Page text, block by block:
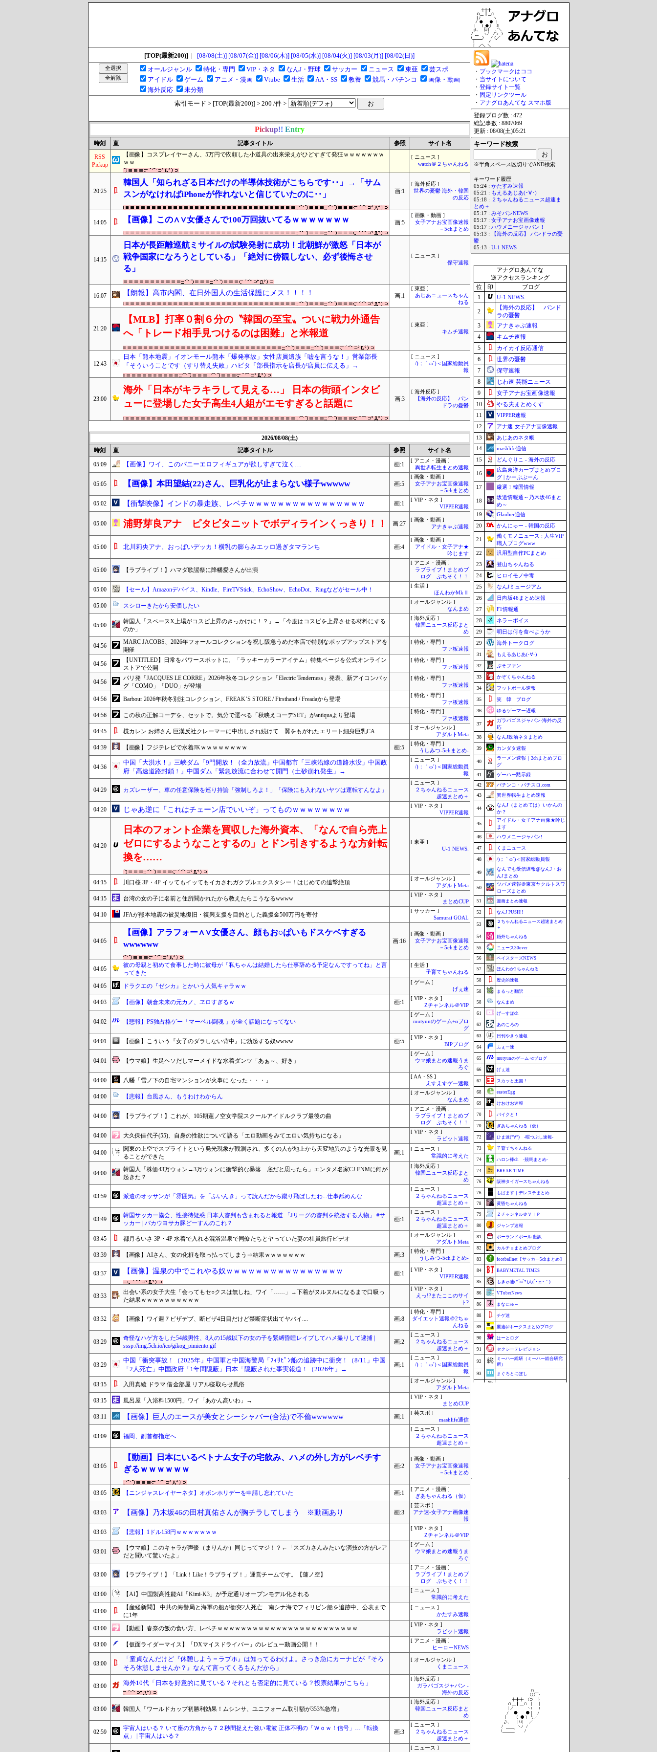
[TOP(最新200)] | [08/08(土)] [08/07(金)] [08/06(木)] [08/05(水)] [08/04(火)] [08/03(月)] [08/02(日)]
オールジャンル
特化・専門 VIP・ネタ なんJ・野球 サッカー ニュース 東亜
芸スポ
アイドル
ゲーム アニメ・漫画 Vtube 生活 AA・SS 教養 競馬・パチンコ
画像・動画
海外反応
未分類
索引モード > [TOP(最新200)] > 200 /件 >
Pickup!! Entry
時刻 直 記事タイトル 参照
サイト名
RSS
Pickup
【画像】コスプレイヤーさん、5万円で依頼した小道具の出来栄えがひどすぎて発狂ｗｗｗｗｗｗｗ
ｗｗ
[ ニュース ]
watch＠２ちゃんねる
20:25
韓国人「知られざる日本だけの半導体技術がこちらです‥」→「サム
スンがなければiPhoneが作れないと信じていたのに‥」
画:1
[ 海外反応 ]
世界の憂鬱 海外・韓国
の反応
14:05 【画像】この∧∨女優さんで100万回抜いてるｗｗｗｗｗｗｗ 画:5
[ 画像・動画 ]
女子アナお宝画像速報
－5chまとめ
14:15
日本が長距離巡航ミサイルの試験発射に成功！北朝鮮が激怒「日本が
戦争国家になろうとしている」「絶対に傍観しない、必ず後悔させ
る」
[ ニュース ]
保守速報
16:07 【朗報】高市内閣、在日外国人の生活保護にメス！！！！ 画:1
[ 東亜 ]
あじあニュースちゃん
ねる
21:20
【MLB】打率０割６分の〝韓国の至宝〟ついに戦力外通告
へ「トレード相手見つけるのは困難」と米報道
[ 東亜 ]
キムチ速報
12:43
日本「熊本地震」イオンモール熊本「爆発事故」女性店員遺族「嘘を言うな！」営業部長
「そういうことです（すり替え失敗」ハビタ「部長指示を店長が店員に伝える」→
[ ニュース ]
/)；｀ω´)＜国家総動員
報
23:00
海外「日本がキラキラして見える…」 日本の街頭インタビ
ューに登場した女子高生4人組がエモすぎると話題に
画:3
[ 海外反応 ]
【海外の反応】 パン
ドラの憂鬱
2026/08/08(土)
時刻
直 記事タイトル 参照 サイト名
05:09 【画像】ワイ、このバニーエロフィギュアが欲しすぎて泣く… 画:1
[ アニメ・漫画 ]
異世界転生まとめ速報
05:05 【画像】本田望結(22)さん、巨乳化が止まらない様子wwwww 画:5
[ 画像・動画 ]
女子アナお宝画像速報
－5chまとめ
05:02 【衝撃映像】インドの暴走族、レベチｗｗｗｗｗｗｗｗｗｗｗｗｗｗｗｗ 画:1
[ VIP・ネタ ]
VIPPER速報
05:00 浦野芽良アナ ピタピタニットでボディラインくっきり！！ 画:27
[ 画像・動画 ]
アナきゃぷ速報
05:00 北川莉央アナ、おっぱいデッカ！横乳の膨らみエッロ過ぎタマランち 画:4
[ 画像・動画 ]
アイドル・女子アナ★
吟じます
05:00 【ラブライブ！】ハマダ歌謡祭に降幡愛さんが出演
[ アニメ・漫画 ]
ラブライブ！まとめブ
ログ ぷちそく！！
05:00 【セール】Amazonデバイス、Kindle、FireTVStick、EchoShow、EchoDot、Ringなどがセール中！
[ 生活 ]
ほんわかMkⅡ
05:00 スシローきたから安価したい
[ オールジャンル ]
なんまめ
05:00
韓国人「スペースX上場がコスピ上昇のきっかけに！？」→「今度はコスピを上昇させる材料にする
のか」
[ 海外反応 ]
韓国ニュース反応まと
め
04:56
MARC JACOBS、2026年フォールコレクションを祝し阪急うめだ本店で特別なポップアップストアを
開催
[ 特化・専門 ]
ファ板速報
04:56
【UNTITLED】日常をパワースポットに。「ラッキーカラーアイテム」特集ページを公式オンライン
ストアで公開
[ 特化・専門 ]
ファ板速報
04:56
パリ発「JACQUES LE CORRE」2026年秋冬コレクション「Electric Tenderness」発表、新アイコンバッ
グ「COMO」「DUO」が登場
[ 特化・専門 ]
ファ板速報
04:56 Barbour 2026年秋冬別注コレクション、FREAK’S STORE / Firsthand / Freadaから登場
[ 特化・専門 ]
ファ板速報
04:56 この秋の正解コーデを、セットで。気分で選べる「秋映えコーデSET」がantiquaより登場
[ 特化・専門 ]
ファ板速報
04:45 楪カレン お姉さん 巨漢反社クレーマーに中出しされ続けて…翼をもがれたエリート細身巨乳CA
[ オールジャンル ]
アダルトMeta
04:39 【画像】フジテレビで水着JKｗｗｗｗｗｗｗｗ 画:5
[ 特化・専門 ]
うしみつ-5chまとめ-
04:36
中国「大洪水！」三峡ダム「9門開放！（全力放流」中国都市「三峡沿線の道路水没」中国政
府「高速道路封鎖！」中国ダム「緊急放流に合わせて開門（土砂崩れ発生」→
[ ニュース ]
/)；｀ω´)＜国家総動員
報
04:29 カズレーザー、車の任意保険を巡り持論「強制しろよ！」「保険にも入れないヤツは運転すんなよ」
[ ニュース ]
２ちゃんねるニュース
超速まとめ＋
04:20 じゃあ逆に「これはチェーン店でいいぞ」ってものｗｗｗｗｗｗｗｗ
[ VIP・ネタ ]
VIPPER速報
04:20
日本のフォント企業を買収した海外資本、「なんで自ら売上
ゼロにするようなことするの」とドン引きするような方針転
換を……
[ 東亜 ]
U-1 NEWS.
04:15 川口桜 3P・4P イッてもイッてもイカされガクブルエクスタシー！はじめての追撃絶頂
[ オールジャンル ]
アダルトMeta
04:15 台湾の女の子に名前と住所聞かれたから教えたらこうなるwwww
[ VIP・ネタ ]
まとめCUP
04:10 JFAが熊本地震の被災地復旧・復興支援を目的とした義援金500万円を寄付
[ サッカー ]
Samurai GOAL
04:05
【画像】アラフォー∧∨女優さん、顔もお○ぱいもドスケベすぎる
wwwwww
画:16
[ 画像・動画 ]
女子アナお宝画像速報
－5chまとめ
04:05
彼の母親と初めて食事した時に彼母が「私ちゃんは結婚したら仕事辞める予定なんですってね」と言
ってきた
[ 生活 ]
子育てちゃんねる
04:05 ドラクエの『ゼシカ』とかいう人気キャラｗｗ
[ ゲーム ]
げぇ速
04:03 【画像】朝倉未来の元カノ、ヱロすぎるｗ 画:1
[ VIP・ネタ ]
Zチャンネル＠VIP
04:02 【悲報】PS独占格ゲー「マーベル闘魂 」が全く話題になってない
[ ゲーム ]
mutyunのゲーム+αブロ
グ
04:01 【画像】こういう『女子のダラしない背中』に勃起する奴wwww 画:5
[ VIP・ネタ ]
BIPブログ
04:01 【ウマ娘】生足ヘソだしマーメイドな水着ダンツ「あぁ～、好き」
[ ゲーム ]
ウマ娘まとめ速報うま
ろぐ
04:00 八幡「雪ノ下の自宅マンションが火事に なった・・・」
[ AA・SS ]
えすえすゲー速報
04:00 【悲報】台風さん、もうわけわからん
[ オールジャンル ]
なんまめ
04:00 【ラブライブ！】これが、105期蓮ノ空女学院スクールアイドルクラブ最後の曲
[ アニメ・漫画 ]
ラブライブ！まとめブ
ログ ぷちそく！！
04:00 大久保佳代子(55)、自身の性欲について語る「エロ動画をみてエロい気持ちになる」
[ VIP・ネタ ]
ラビット速報
04:00
関東の上空でスプライトという発光現象が観測され、多くの人が地上から天変地異のような光景を見
ることができた
画:1
[ ニュース ]
常識的に考えた
04:00
韓国人「株価43万ウォン→3万ウォンに衝撃的な暴落…底だと思ったら」エンタメ名家CJ ENMに何が
起きた？
[ 海外反応 ]
韓国ニュース反応まと
め
03:59 派遣のオッサンが「雰囲気」を「ふいんき」って読んだから蹴り飛ばしたわ...仕事舐めんな
[ ニュース ]
２ちゃんねるニュース
超速まとめ＋
03:49
韓国サッカー協会、性接待疑惑 日本人審判も含まれると報道 「Jリーグの審判を統括する人物」 #サ
ッカー | バカウヨサカ豚どーすんのこれ？
画:1
[ ニュース ]
２ちゃんねるニュース
超速まとめ＋
03:45 都月るいさ 3P・4P 水着で入れる混浴温泉で同僚たちとヤっていた妻の社員旅行ビデオ
[ オールジャンル ]
アダルトMeta
03:39 【画像】AIさん、女の化粧を取っ払ってしまう⇒結果ｗｗｗｗｗｗｗ 画:3
[ 特化・専門 ]
うしみつ-5chまとめ-
03:37 【画像】温泉の中でこれやる奴ｗｗｗｗｗｗｗｗｗｗｗｗｗｗｗｗ 画:1
[ VIP・ネタ ]
VIPPER速報
03:33
出会い系の女子大生「会ってもセ○クスは無しね」ワイ「……」→下着がヌルヌルになるまで口吸っ
た結果ｗｗｗｗｗｗｗｗｗｗ
[ VIP・ネタ ]
えっ!?またここのサイ
ト?
03:32 【画像】ワイ週７ピザデブ、断ピザ4日目だけど禁断症状出てヤバイ.... 画:8
[ 特化・専門 ]
ダイエット速報＠2ちゃ
んねる
03:29
奇怪なハゲ方をした54歳男性、8人の15歳以下の女の子を緊縛昏睡レイプしてハメ撮りして逮捕 |
sssp://img.5ch.io/ico/gikog_pimiento.gif
画:2
[ ニュース ]
２ちゃんねるニュース
超速まとめ＋
03:29
中国「衝突事故！（2025年」中国軍と中国海警局「ﾌｨﾘﾋﾟﾝ船の追跡中に衝突！（8/11」中国
「2人死亡」中国政府「1年間隠蔽」日本「隠蔽された事実報道！（2026年」→
画:1
[ ニュース ]
/)；｀ω´)＜国家総動員
報
03:15 入田真綾 ドラマ 借金部屋 リアル寝取らせ風俗
[ オールジャンル ]
アダルトMeta
03:15 風呂屋「入浴料1500円」ワイ「あかん高いわ」→
[ VIP・ネタ ]
まとめCUP
03:11 【画像】巨人のエースが美女とシーシャバー(合法)で不倫wwwwww 画:1
[ 芸スポ ]
mashlife通信
03:09 福岡、副首都指定へ
[ ニュース ]
２ちゃんねるニュース
超速まとめ＋
03:05
【動画】日本にいるベトナム女子の宅飲み、ハメの外し方がレベチす
ぎるｗｗｗｗｗｗ
画:2
[ 画像・動画 ]
女子アナお宝画像速報
－5chまとめ
03:05 【ニンジャスレイヤーネタ】オボンホリデーを申請し忘れていた 画:1
[ アニメ・漫画 ]
ぎあちゃんねる（仮）
03:03 【画像】乃木坂46の田村真佑さんが胸チラしてしまう ※動画あり 画:3
[ 芸スポ ]
アナ速‐女子アナ画像速
報
03:03 【悲報】1ドル158円ｗｗｗｗｗｗｗ
[ VIP・ネタ ]
Zチャンネル＠VIP
03:01
【ウマ娘】このキャラが声優（まりんか）同じってマジ！？←「スズカさんみたいな演技の方がレア
だと聞いて驚いたよ」
[ ゲーム ]
ウマ娘まとめ速報うま
ろぐ
03:00 【ラブライブ！】「Link！Like！ラブライブ！」運営チームです。【蓮ノ空】
[ アニメ・漫画 ]
ラブライブ！まとめブ
ログ ぷちそく！！
03:00 【AI】中国製高性能AI「Kimi-K3」が予定通りオープンモデル化される
[ ニュース ]
常識的に考えた
03:00
【産経新聞】 中共の海警局と海軍の船が衝突2人死亡 南シナ海でフィリピン船を追跡中、公表まで
に1年
[ ニュース ]
かたすみ速報
03:00 【動画】春奈の飯の食い方、レベチｗｗｗｗｗｗｗｗｗｗｗｗｗｗｗｗｗｗｗｗｗｗｗｗ
[ VIP・ネタ ]
ラビット速報
03:00 【仮面ライダーマイス】「DXマイスドライバー」のレビュー動画公開！！
[ アニメ・漫画 ]
ヒーローNEWS
03:00
「童貞なんだけど『休憩しよう＝ラブホ』は知ってるわけよ。さっき急にカーナビが『そろ
そろ休憩しませんか？』なんて言ってくるもんだから」
[ オールジャンル ]
くまニュース
03:00 海外10代「日本を好意的に見ている？それとも否定的に見ている？投票結果がこちら」
[ 海外反応 ]
ガラパゴスジャパン -
海外の反応
03:00 韓国人「ワールドカップ初勝利効果！ムシンサ、ユニフォーム取引額が353%急増」
[ 海外反応 ]
韓国ニュース反応まと
め
02:59
宇宙人はいる？ いて座の方角から７２秒間捉えた強い電波 正体不明の「Ｗｏｗ！信号」…「転換
点」 | 宇宙人はいる？
画:3
[ ニュース ]
２ちゃんねるニュース
超速まとめ＋
[ ニュース ]
・ ブックマークはココ
・ 当サイトについて
・ 登録サイト一覧
・ 固定リンクツール
・ アナグロあんてな スマホ版
登録ブログ数 : 472
総記事数 : 8807069
更新 : 08/08(土)05:21
キーワード検索
※半角スペース区切りでAND検索
キーワード履歴
05:24 : かたすみ速報
05:21 : もえるあじあ(･∀･)
05:18 :
２ちゃんねるニュース超速ま
とめ＋
05:17 : みそパンNEWS
05:17 : 女子アナお宝画像速報
05:17 : ハウメニージャパン！
05:13 :
【海外の反応】 パンドラの憂
鬱
05:13 : U-1 NEWS
アナグロあんてな
逆アクセスランキング
位
印
ブログ
1
U-1 NEWS.
2
【海外の反応】 パンド
ラの憂鬱
3
アナきゃぷ速報
4
キムチ速報
5
カイカイ反応通信
6
世界の憂鬱
7
保守速報
8
じわ速 芸能ニュース
9
女子アナお宝画像速報
10
やる夫まとめくす
11
VIPPER速報
12
アナ速‐女子アナ画像速報
13
あじあのネタ帳
14
mashlife通信
15
どんぐりこ - 海外の反応
16
広島東洋カープまとめブロ
グ | かーぷぶーん
17
厳選！韓国情報
18
坂道情報通～乃木坂46まと
め～
19
Glauber通信
20
かんにゅー - 韓国の反応
21
働くモノニュース : 人生VIP
職人ブログwww
22
汎用型自作PCまとめ
23
登山ちゃんねる
24
ヒロイモノ中毒
25
なんJミュージアム
26
日向坂46まとめ速報
27
F1情報通
28
ネラーボイス
29
明日は何を食べようか
29
海外トークログ
31 もえるあじあ(･∀･)
32 ぷそファン
33 かぞくちゃんねる
34 フットボール速報
35 笑 韓 ブログ
36 ゆるゲーマー遅報
37
ガラパゴスジャパン-海外の反
応
38
なんJ政治ネタまとめ
39 カンダタ速報
40
ラーメン速報｜2chまとめブロ
グ
41
ゲーハー黙示録
42
パチンコ・パチスロ.com
43
異世界転生まとめ速報
44
なんJ（まとめては）いかんの
か？
45
アイドル・女子アナ画像★吟じ
ます
46
ハウメニージャパン!
47 くまニュース
48 /)；｀ω´)＜国家総動員報
49
なんでも受信遅報@なんJ・お
んJまとめ
50
ツバメ速報＠東京ヤクルトスワ
ローズまとめ
51 漫画まとめ速報
52 なんJ PUSH!!
53
２ちゃんねるニュース超速まとめ
＋
54
婚外ちゃんねる
55 ニュース30over
56 ベイスターズNEWS
57 ほんわか2ちゃんねる
58 歴史的速報
58 まるっと翻訳
58 なんまめ
61 げーすぽch
62 あのころの
63 日刊やきう速報
64 ふぇー速
65 mutyunのゲーム+αブログ
66 げぇ速
67 スカッと王国！
68 easterEgg
69 けおけお速報
70 バイクと！
70 ぎあちゃんねる（仮）
72 ひま速(°∀°) -暇つぶし速報-
73 子育てちゃんねる
74 ハロン棒ch -競馬まとめ-
74 BREAK TIME
76 阪神タイガースちゃんねる
76 もばます｜デレステまとめ
78 黄昏ちゃんねる
79 Ｚチャンネル＠ＶＩＰ
80 ジャンプ速報
81 ポーランドボール 翻訳
82 カルチョまとめブログ
83 footballnet【サッカー5chまとめ】
84 BABYMETAL TIMES
85 もきゅ速(*´ω`*)人(´･ェ･｀)
86 VTuberNews
86 まなにゅ～
88 チゲ速
89 鷹速@ホークスまとめブログ
90 はーとログ
91 セクシーテレビジョン
92
ミーハー総研（ミーハー総合研究
所）
93
まぐろとにぼし